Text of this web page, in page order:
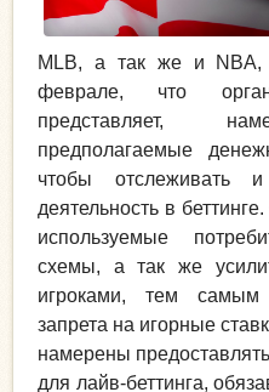
MLB, а так же и NBA,
феврале, что
представляет,
предполагаемые
чтобы отслеживать и
деятельность в
используемые
схемы, а так же
игроками, тем самым
запрета на игорные
намерены
для лайв-беттинга,